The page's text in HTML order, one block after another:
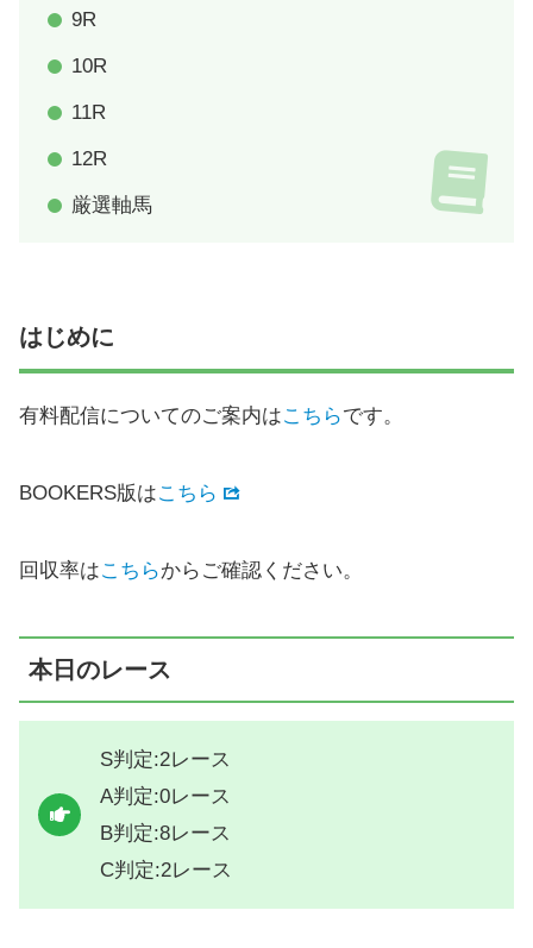
9R
10R
11R
12R
厳選軸馬
はじめに
有料配信についてのご案内はこちらです。
BOOKERS版はこちら
回収率はこちらからご確認ください。
本日のレース
S判定:2レース
A判定:0レース
B判定:8レース
C判定:2レース